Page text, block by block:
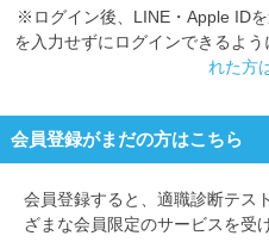
※ログイン後、LINE・Apple ID
を入力せずにログインできるよう
れた方
会員登録がまだの方はこちら
会員登録すると、 適職診断テス
ざまな会員限定のサービスを受